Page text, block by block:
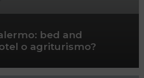
bed and
o agriturismo?